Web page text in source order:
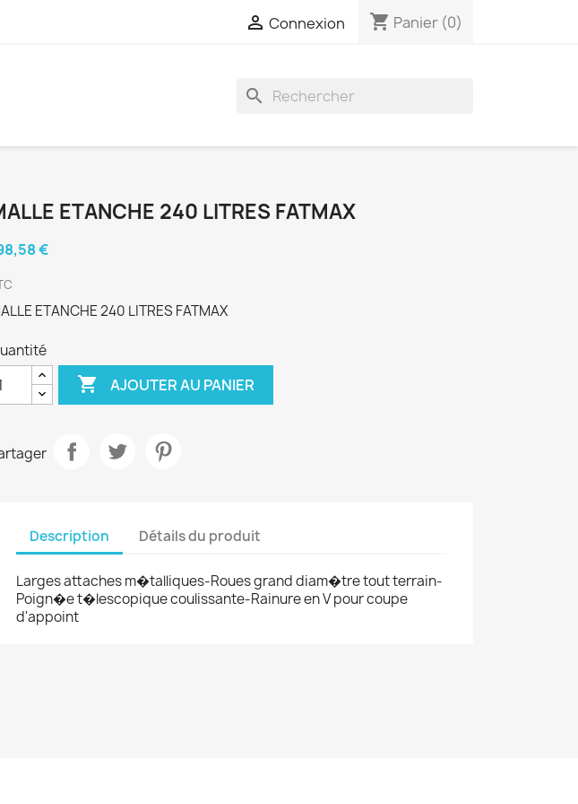
 Connexion shopping_cart Panier (0)
search
ETANCHE 240 LITRES FATMAX
€
ETANCHE 240 LITRES FATMAX
 AJOUTER AU PANIER
Description Détails du produit
Larges attaches m�talliques-Roues grand diam�tre tout terrain-
Poign�e t�lescopique coulissante-Rainure en V pour coupe
d'appoint